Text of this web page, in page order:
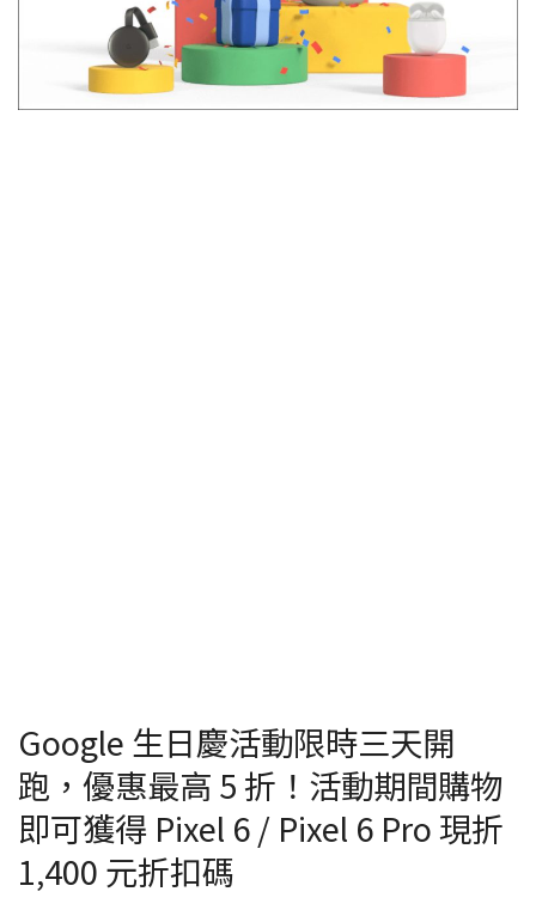
Google 生日慶活動限時三天開
跑，優惠最高 5 折！活動期間購物
即可獲得 Pixel 6 / Pixel 6 Pro 現折
1,400 元折扣碼